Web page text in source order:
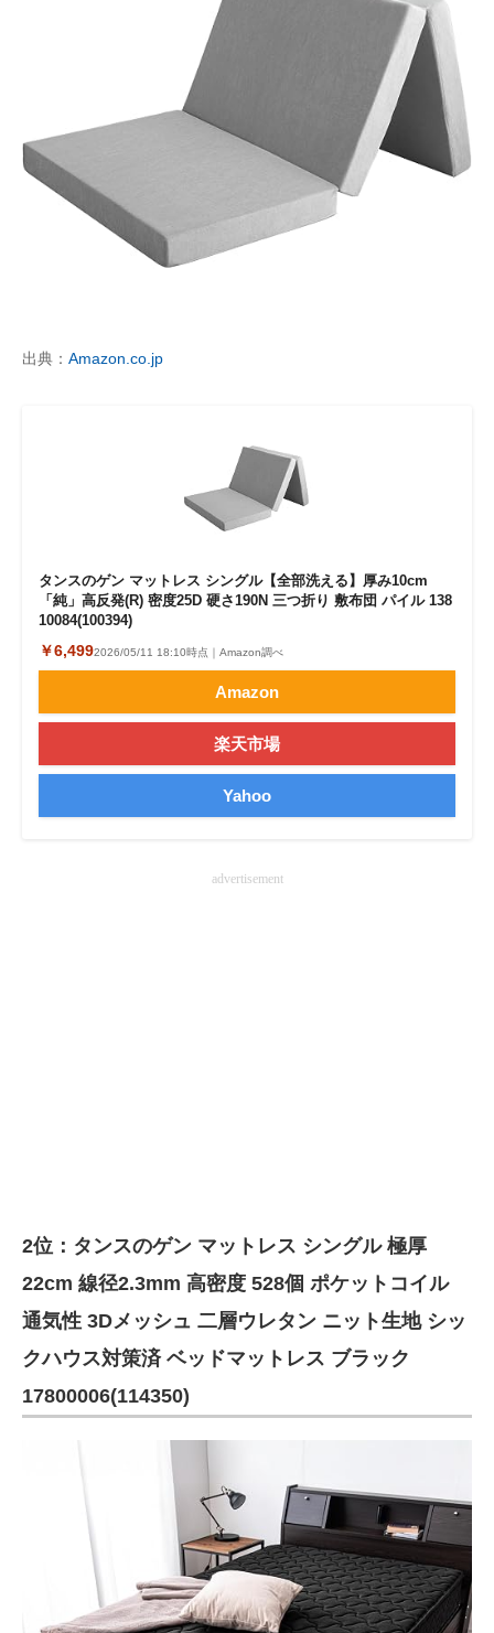
出典： Amazon.co.jp
タンスのゲン マットレス シングル【全部洗える】厚み10cm
「純」高反発(R) 密度25D 硬さ190N 三つ折り 敷布団 パイル 138
10084(100394)
￥6,4992026/05/11 18:10時点｜Amazon調べ
Amazon
楽天市場
Yahoo
advertisement
2位：タンスのゲン マットレス シングル 極厚
22cm 線径2.3mm 高密度 528個 ポケットコイル
通気性 3Dメッシュ 二層ウレタン ニット生地 シッ
クハウス対策済 ベッドマットレス ブラック
17800006(114350)